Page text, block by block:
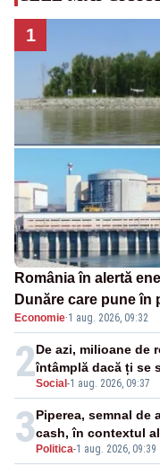
1
România în alertă
Dunăre care pune în
cunoscută de pe
Economie·1 aug. 2026, 09:32
2Social -1 aug. 2026, 09:37
De azi, milioane de
întâmplă dacă ți se
3 Politica-1 aug. 2026, 09:39
Piperea, semnal de
cash, în contextul